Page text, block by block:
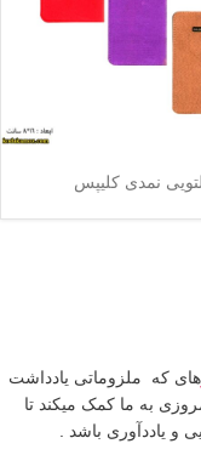
نمدی کلیپس
های که ملزوماتی یادداشت
به ما کمک میکند تا
و یاددآوری باشد .